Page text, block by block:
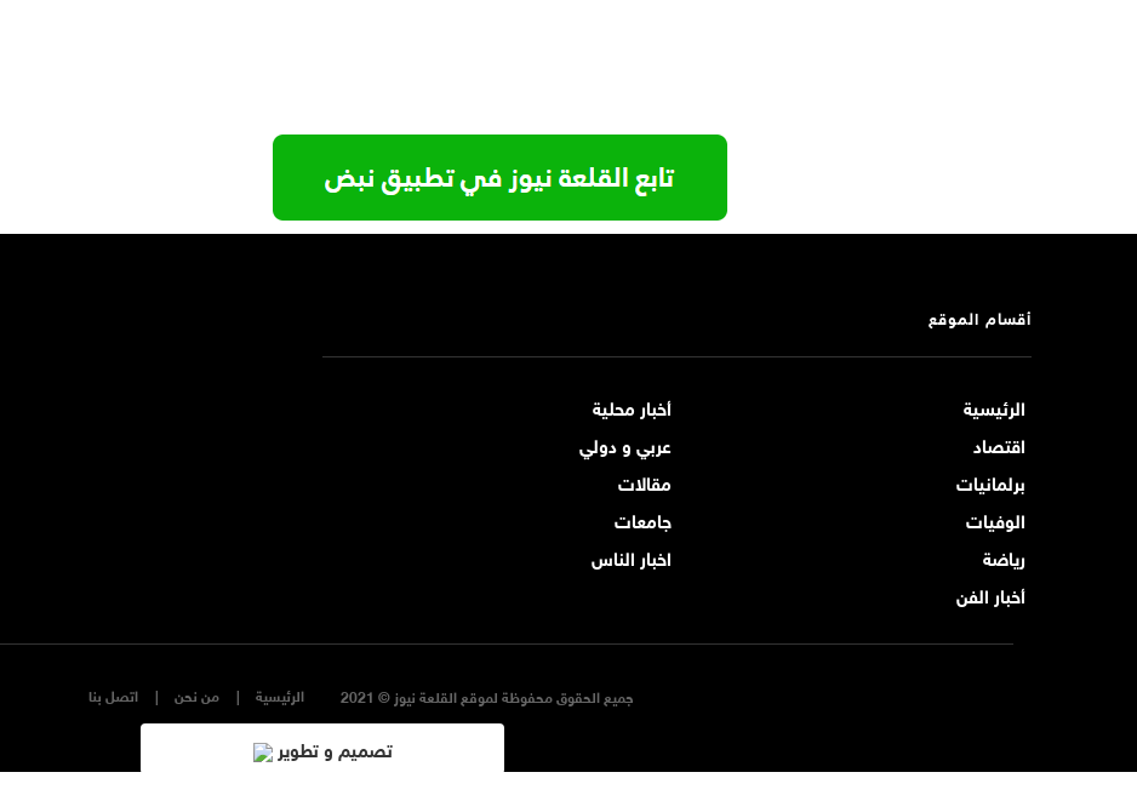
أقسام الموقع
الرئيسية
أخبار محلية
اقتصاد
عربي و دولي
برلمانيات
مقالات
الوفيات
جامعات
رياضة
اخبار الناس
أخبار الفن
جميع الحقوق محفوظة لموقع القلعة نيوز © 2021 اتصل بنا من نحن الرئيسية
تصميم و تطوير